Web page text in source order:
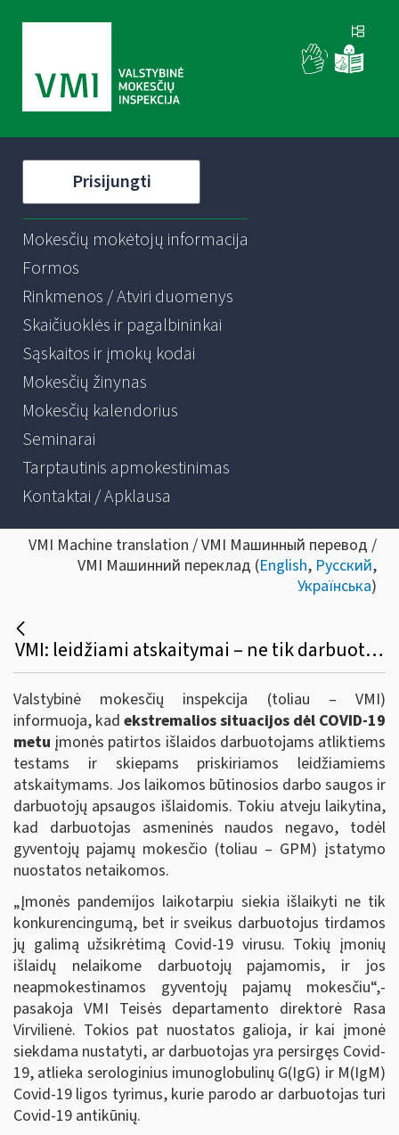
Prisijungti
Mokesčių mokėtojų informacija
Formos
Rinkmenos / Atviri duomenys
Skaičiuoklės ir pagalbininkai
Sąskaitos ir įmokų kodai
Mokesčių žinynas
Mokesčių kalendorius
Seminarai
Tarptautinis apmokestinimas
Kontaktai / Apklausa
VMI Machine translation / VMI Машинный перевод /
VMI Машинний переклад (English, Русский,
Українська)
VMI: leidžiami atskaitymai – ne tik darbuotojų Covid-19 testavimui skiriamos lėšos, bet ir kitos dėl pandemijos patirtos išlaidos
Valstybinė mokesčių inspekcija (toliau – VMI)
informuoja, kad ekstremalios situacijos dėl COVID-19
metu įmonės patirtos išlaidos darbuotojams atliktiems
testams ir skiepams priskiriamos leidžiamiems
atskaitymams. Jos laikomos būtinosios darbo saugos ir
darbuotojų apsaugos išlaidomis. Tokiu atveju laikytina,
kad darbuotojas asmeninės naudos negavo, todėl
gyventojų pajamų mokesčio (toliau – GPM) įstatymo
nuostatos netaikomos.
„Įmonės pandemijos laikotarpiu siekia išlaikyti ne tik
konkurencingumą, bet ir sveikus darbuotojus tirdamos
jų galimą užsikrėtimą Covid-19 virusu. Tokių įmonių
išlaidų nelaikome darbuotojų pajamomis, ir jos
neapmokestinamos gyventojų pajamų mokesčiu“,-
pasakoja VMI Teisės departamento direktorė Rasa
Virvilienė. Tokios pat nuostatos galioja, ir kai įmonė
siekdama nustatyti, ar darbuotojas yra persirgęs Covid-
19, atlieka serologinius imunoglobulinų G(IgG) ir M(IgM)
Covid-19 ligos tyrimus, kurie parodo ar darbuotojas turi
Covid-19 antikūnių.